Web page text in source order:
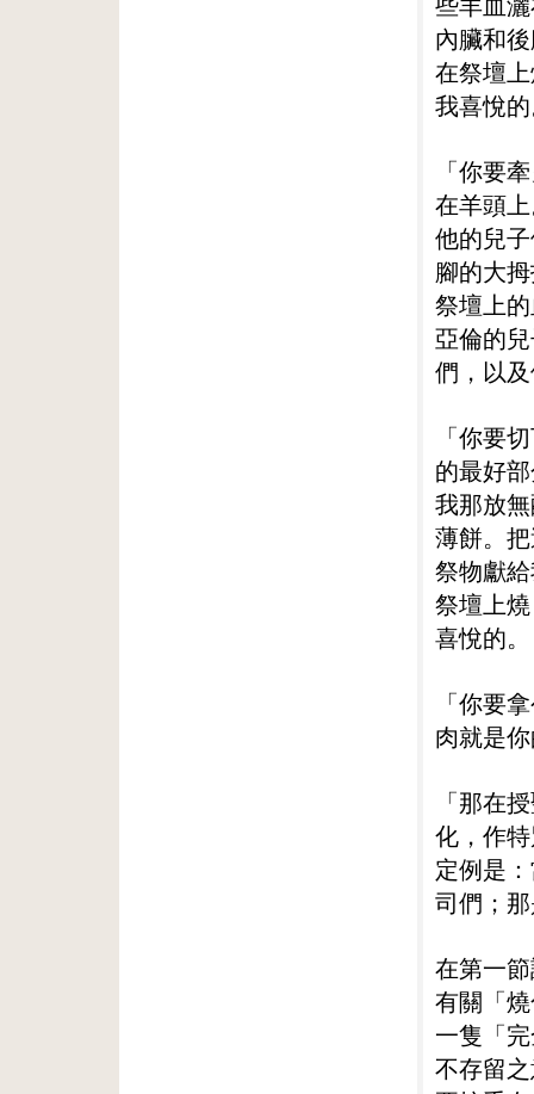
內臟和
在祭壇
我喜悅
「你要
在羊頭
他的兒
腳的大
祭壇上
亞倫的
們，以
「你要
的最好
我那放
薄餅。
祭物獻
祭壇上
喜悅的。
「你要
肉就是
「那在
化，作
定例是
司們；
在第一
有關「
一隻「
不存留